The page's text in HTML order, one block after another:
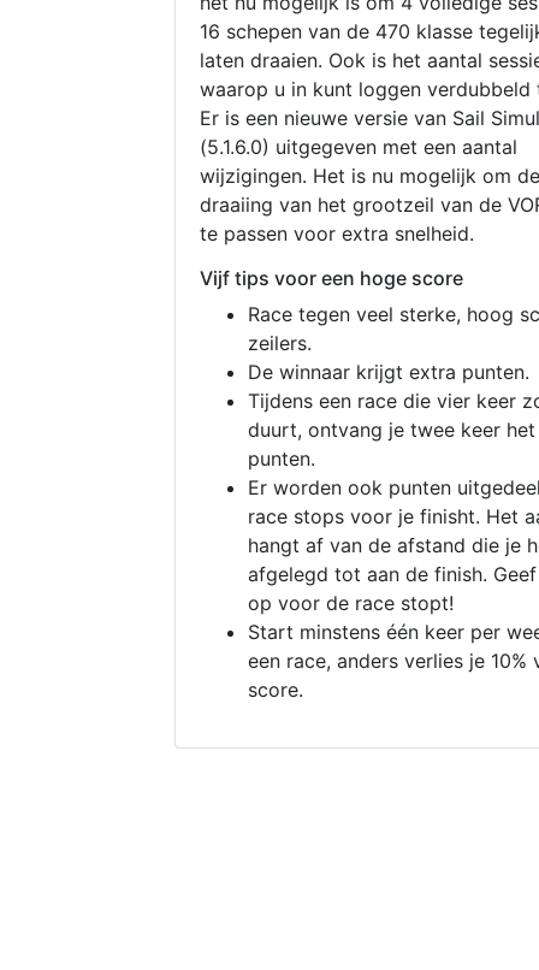
16 schepen van de 470 klasse
laten draaien. Ook is het aantal
waarop u in kunt loggen verdubbeld
Er is een nieuwe versie van Sail
(5.1.6.0) uitgegeven met een aantal
wijzigingen. Het is nu mogelijk om de
draaiing van het grootzeil van de
te passen voor extra snelheid.
Vijf tips voor een hoge score
Race tegen veel sterke, hoog
zeilers.
De winnaar krijgt extra punten.
Tijdens een race die vier keer
duurt, ontvang je twee keer
punten.
Er worden ook punten
race stops voor je finisht. Het
hangt af van de afstand die je
afgelegd tot aan de finish.
op voor de race stopt!
Start minstens één keer per
een race, anders verlies je 10%
score.